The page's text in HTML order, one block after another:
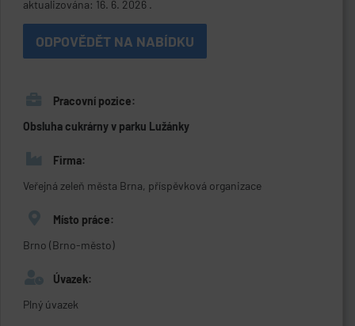
aktualizována: 16. 6. 2026 .
ODPOVĚDĚT NA NABÍDKU
Pracovní pozice:
Obsluha cukrárny v parku Lužánky
Firma:
Veřejná zeleň města Brna, příspěvková organizace
Místo práce:
Brno (Brno-město)
Úvazek:
Plný úvazek